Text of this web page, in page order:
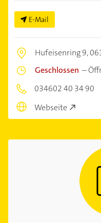
E-Mail
Hufeisenring 9,
Geschlossen –
034602 40 34 90
Webseite